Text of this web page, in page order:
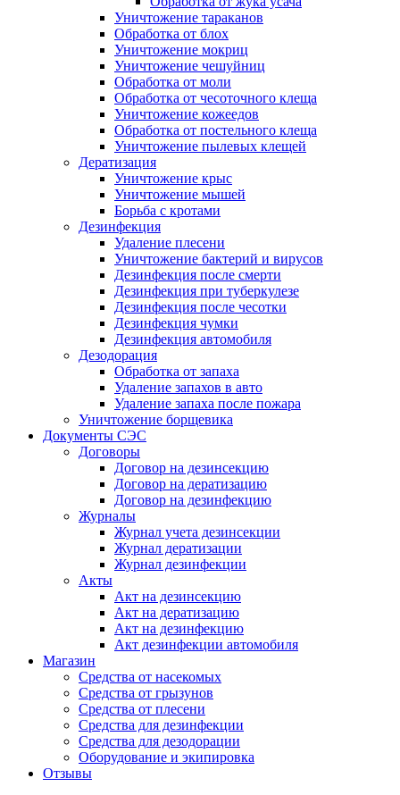
Уничтожение тараканов
Обработка от блох
Уничтожение мокриц
Уничтожение чешуйниц
Обработка от моли
Обработка от чесоточного клеща
Уничтожение кожеедов
Обработка от постельного клеща
Уничтожение пылевых клещей
Дератизация
Уничтожение крыс
Уничтожение мышей
Борьба с кротами
Дезинфекция
Удаление плесени
Уничтожение бактерий и вирусов
Дезинфекция после смерти
Дезинфекция при туберкулезе
Дезинфекция после чесотки
Дезинфекция чумки
Дезинфекция автомобиля
Дезодорация
Обработка от запаха
Удаление запахов в авто
Удаление запаха после пожара
Уничтожение борщевика
Документы СЭС
Договоры
Договор на дезинсекцию
Договор на дератизацию
Договор на дезинфекцию
Журналы
Журнал учета дезинсекции
Журнал дератизации
Журнал дезинфекции
Акты
Акт на дезинсекцию
Акт на дератизацию
Акт на дезинфекцию
Акт дезинфекции автомобиля
Магазин
Средства от насекомых
Средства от грызунов
Средства от плесени
Средства для дезинфекции
Средства для дезодорации
Оборудование и экипировка
Отзывы